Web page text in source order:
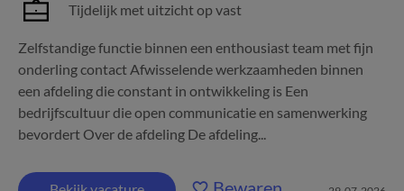
Tijdelijk met uitzicht op vast
Zelfstandige functie binnen een enthousiast team met fijn
onderling contact Afwisselende werkzaamheden binnen
een afdeling die constant in ontwikkeling is Een
bedrijfscultuur die open communicatie en samenwerking
bevordert Over de afdeling De afdeling...